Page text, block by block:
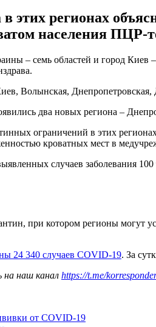
этих регионах
населения ПЦР-
– семь областей и город
Волынская, Днепропетровская,
два новых региона –
ограничений в этих
кроватных мест в
случаев заболевания
при котором регионы могут
24 340 случаев COVID-19. За
на наш канал https://t.me/
от COVID-19